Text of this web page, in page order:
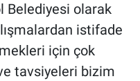
Belediyesi olarak
istifade
için çok
tavsiyeleri bizim